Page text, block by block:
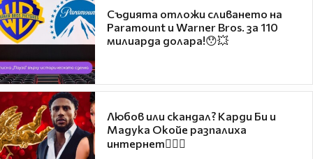
Съдията отложи сливането на
Paramount и Warner Bros. за 110
милиарда долара!😯💥
Любов или скандал? Карди Би и
Мадука Окойе разпалиха
интернет❤️‍🔥🔥